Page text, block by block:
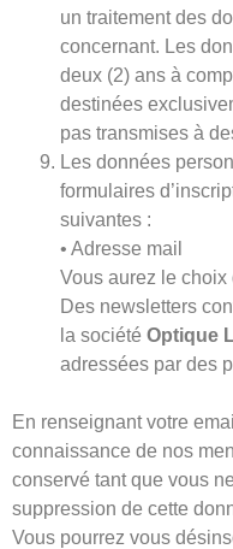
un traitement des
concernant. Les
deux (2) ans à
destinées
pas transmises à
Les données
formulaires
suivantes :
• Adresse mail
Vous aurez le choix
Des newsletters
la société Optique
adressées par des
En renseignant votre
connaissance de nos
conservé tant que vous
suppression de cette
Vous pourrez vous